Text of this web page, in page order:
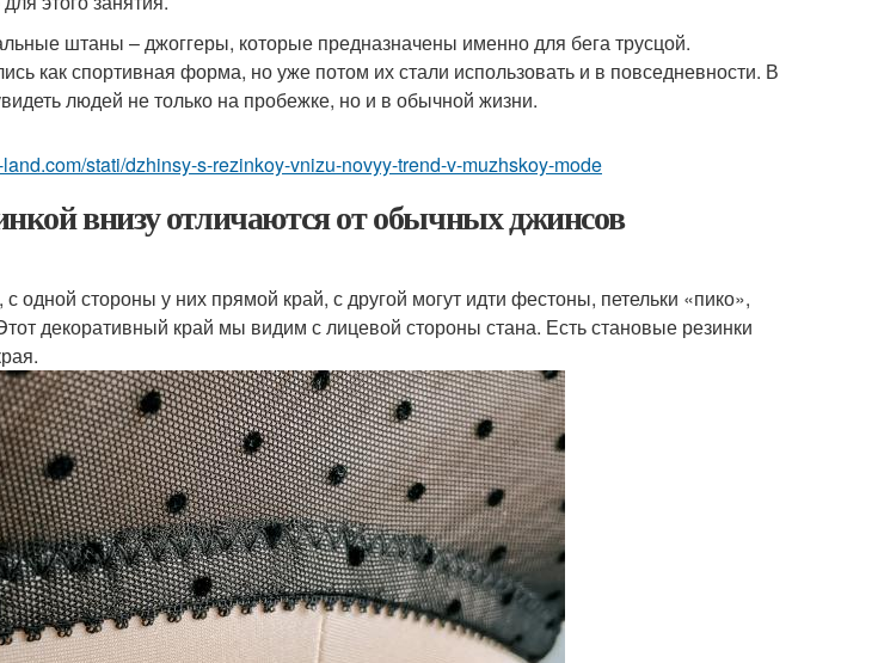
штаны – джоггеры, которые предназначены именно для бега трусцой.
как спортивная форма, но уже потом их стали использовать и в повседневности. В
людей не только на пробежке, но и в обычной жизни.
stati/dzhinsy-s-rezinkoy-vnizu-novyy-trend-v-muzhskoy-mode
внизу отличаются от обычных джинсов
одной стороны у них прямой край, с другой могут идти фестоны, петельки «пико»,
декоративный край мы видим с лицевой стороны стана. Есть становые резинки